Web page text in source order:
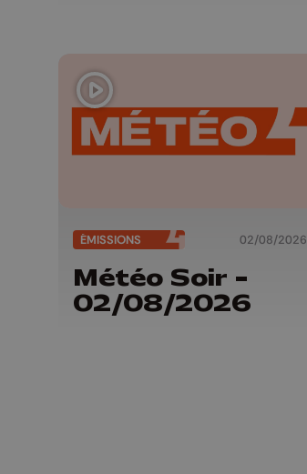
ÉMISSIONS 02/08/2026
Météo Soir -
02/08/2026